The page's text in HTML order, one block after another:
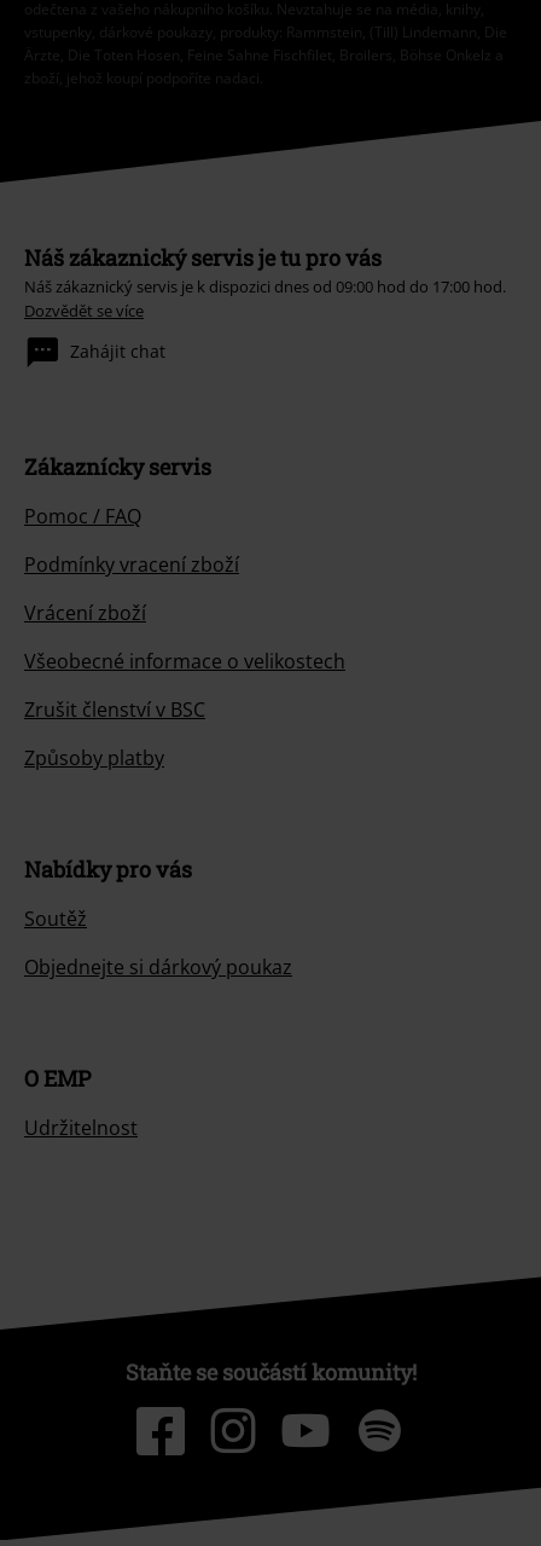
odečtena z vašeho nákupního košíku. Nevztahuje se na média, knihy,
vstupenky, dárkové poukazy, produkty: Rammstein, (Till) Lindemann, Die
Ärzte, Die Toten Hosen, Feine Sahne Fischfilet, Broilers, Böhse Onkelz a
zboží, jehož koupí podpoříte nadaci.
Náš zákaznický servis je tu pro vás
Náš zákaznický servis je k dispozici dnes od 09:00 hod do 17:00 hod.
Dozvědět se více
Zahájit chat
Zákaznícky servis
Pomoc / FAQ
Podmínky vracení zboží
Vrácení zboží
Všeobecné informace o velikostech
Zrušit členství v BSC
Způsoby platby
Nabídky pro vás
Soutěž
Objednejte si dárkový poukaz
O EMP
Udržitelnost
Staňte se součástí komunity!